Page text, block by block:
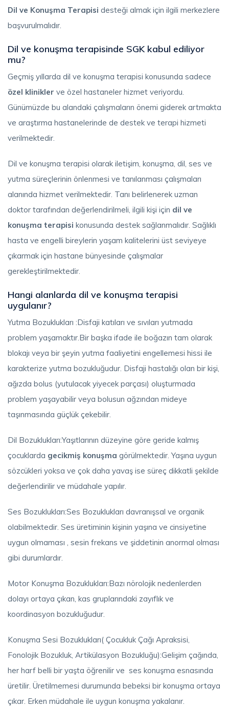
Dil ve Konuşma Terapisi desteği almak için ilgili merkezlere
başvurulmalıdır.
Dil ve konuşma terapisinde SGK kabul ediliyor
mu?
Geçmiş yıllarda dil ve konuşma terapisi konusunda sadece
özel klinikler ve özel hastaneler hizmet veriyordu.
Günümüzde bu alandaki çalışmaların önemi giderek artmakta
ve araştırma hastanelerinde de destek ve terapi hizmeti
verilmektedir.
Dil ve konuşma terapisi olarak iletişim, konuşma, dil, ses ve
yutma süreçlerinin önlenmesi ve tanılanması çalışmaları
alanında hizmet verilmektedir. Tanı belirlenerek uzman
doktor tarafından değerlendirilmeli, ilgili kişi için dil ve
konuşma terapisi konusunda destek sağlanmalıdır. Sağlıklı
hasta ve engelli bireylerin yaşam kalitelerini üst seviyeye
çıkarmak için hastane bünyesinde çalışmalar
gerekleştirilmektedir.
Hangi alanlarda dil ve konuşma terapisi
uygulanır?
Yutma Bozuklukları :Disfaji katıları ve sıvıları yutmada
problem yaşamaktır.Bir başka ifade ile boğazın tam olarak
blokajı veya bir şeyin yutma faaliyetini engellemesi hissi ile
karakterize yutma bozukluğudur. Disfaji hastalığı olan bir kişi,
ağızda bolus (yutulacak yiyecek parçası) oluşturmada
problem yaşayabilir veya bolusun ağzından mideye
taşınmasında güçlük çekebilir.
Dil Bozuklukları:Yaşıtlarının düzeyine göre geride kalmış
çocuklarda gecikmiş konuşma görülmektedir. Yaşına uygun
sözcükleri yoksa ve çok daha yavaş ise süreç dikkatli şekilde
değerlendirilir ve müdahale yapılır.
Ses Bozuklukları:Ses Bozuklukları davranışsal ve organik
olabilmektedir. Ses üretiminin kişinin yaşına ve cinsiyetine
uygun olmaması , sesin frekans ve şiddetinin anormal olması
gibi durumlardır.
Motor Konuşma Bozuklukları:Bazı nörolojik nedenlerden
dolayı ortaya çıkan, kas gruplarındaki zayıflık ve
koordinasyon bozukluğudur.
Konuşma Sesi Bozuklukları( Çocukluk Çağı Apraksisi,
Fonolojik Bozukluk, Artikülasyon Bozukluğu):Gelişim çağında,
her harf belli bir yaşta öğrenilir ve ses konuşma esnasında
üretilir. Üretilmemesi durumunda bebeksi bir konuşma ortaya
çıkar. Erken müdahale ile uygun konuşma yakalanır.